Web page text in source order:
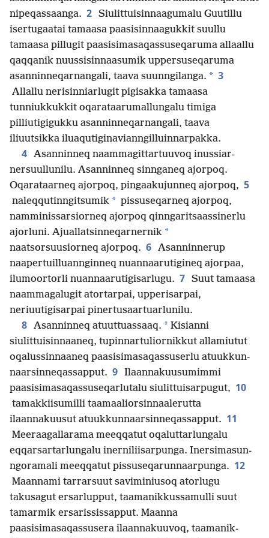
nipeqassaanga. 2 Siulittuisin­naagumalu Guutillu
isertugaatai tamaasa paasisin­naagukkit suullu
tamaasa pillugit paasisimasaqas­suseqaruma allaallu
qaqqanik nuussisin­naasumik uppersuseqaruma
asannin­neqarnangali, taava suunngilanga. * 3
Allallu nerisin­niarlugit pigisakka tamaasa
tunniukkukkit oqarataarumal­lungalu timiga
pilliutigigukku asannin­neqarnangali, taava
iliuutsikka iluaqutiginavian­ngilluin­narpakka.
4 Asanninneq naammagit­tartuuvoq inussiar­
nersuullunilu. Asanninneq sinnganeq ajorpoq.
Oqarataarneq ajorpoq, pingaakujunneq ajorpoq, 5
naleqqutin­ngitsumik * pissuseqarneq ajorpoq,
namminis­sarsiorneq ajorpoq qinngaritsaas­sinerlu
ajorluni. Ajuallatsin­neqarnernik *
naatsorsuusiorneq ajorpoq. 6 Asanninnerup
naapertuil­luannginneq nuannaarutigineq ajorpaa,
ilumoortorli nuannaarutigisarlugu. 7 Suut tamaasa
naammagalugit atortarpai, upperisarpai,
neriuutigisarpai pinertusaar­tuarlunilu.
8 Asanninneq atuuttuassaaq. * Kisianni
siulittuisinnaaneq, tupinnar­tuliornikkut allamiutut
oqalussinnaaneq paasisimasaqas­suserlu atuukkun­
naarsin­neqassapput. 9 Ilaannakuusumimmi
paasisimasaqas­suseqarlutalu siulittuisarpugut, 10
tamakkiisumilli taamaaliorsin­naalerutta
ilaannakuusut atuukkun­naarsin­neqassapput. 11
Meeraagallarama meeqqatut oqaluttarlungalu
eqqarsar­tarlungalu inerniliisarpunga. Inersimasun­
ngoramali meeqqatut pissuseqarun­naarpunga. 12
Maannami tarrarsuut saviminiusoq atorlugu
takusagut ersarlupput, taamanik­kussamulli suut
tamarmik ersaris­sissapput. Maanna
paasisimasaqassusera ilaannakuuvoq, taamanik­